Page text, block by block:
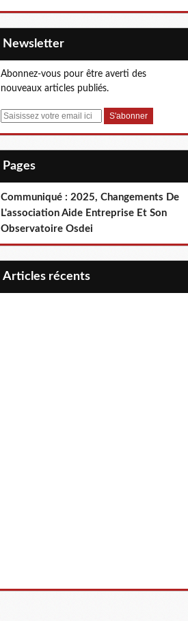
Newsletter
Abonnez-vous pour être averti des
nouveaux articles publiés.
E
Pages
Communiqué : 2025, Changements De
L'association Aide Entreprise Et Son
Observatoire Osdei
articles récents